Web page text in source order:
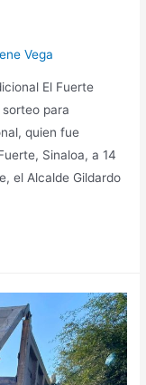
Vega
El Fuerte
para
quien fue
Sinaloa, a 14
el Alcalde Gildardo